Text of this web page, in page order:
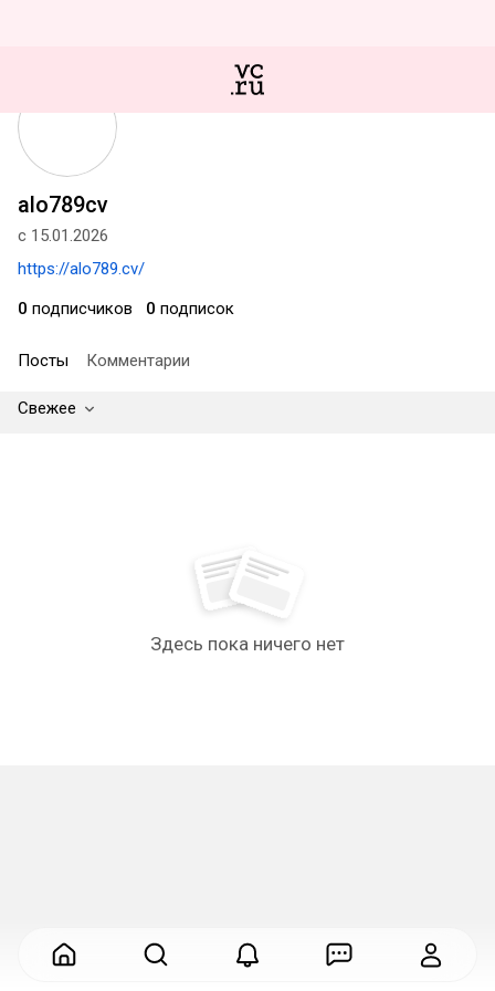
alo789cv
с 15.01.2026
https://alo789.cv/
0 подписчиков 0 подписок
Посты Комментарии
Свежее
Здесь пока ничего нет